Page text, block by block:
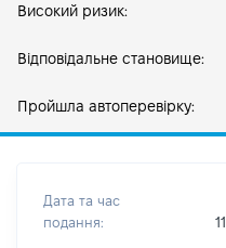
Високий ризик:
Відповідальне становище:
Пройшла автоперевірку:
Дата та час
подання: